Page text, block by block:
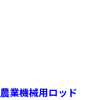
農業機械用ロッド